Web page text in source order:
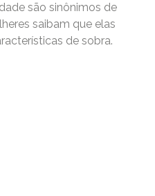
são sinônimos de
saibam que elas
de sobra.